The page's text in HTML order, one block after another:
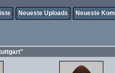
Neueste Uploads Neueste